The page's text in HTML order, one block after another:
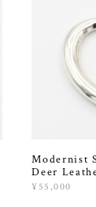
Modernist
Deer
¥55,000